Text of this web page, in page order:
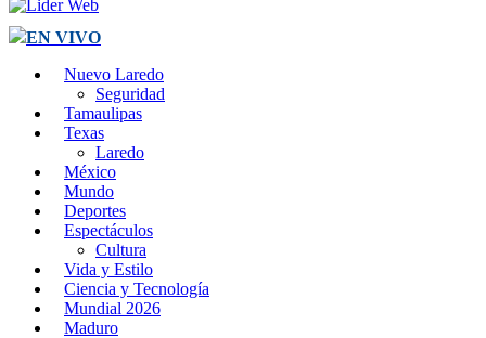
EN VIVO
Nuevo Laredo
Seguridad
Tamaulipas
Texas
Laredo
México
Mundo
Deportes
Espectáculos
Cultura
Vida y Estilo
Ciencia y Tecnología
Mundial 2026
Maduro